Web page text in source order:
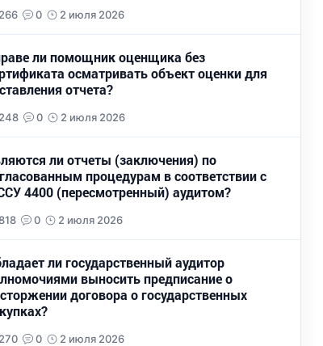
266 0 2 июля 2026
ли помощник оценщика без
осматривать объект оценки для
отчета?
248 0 2 июля 2026
ли отчеты (заключения) по
процедурам в соответствии с
4400 (пересмотренный) аудитом?
0 2 июля 2026
ли государственный аудитор
выносить предписание о
договора о государственных
270 0 2 июля 2026